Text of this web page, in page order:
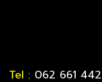
Tel : 062 661